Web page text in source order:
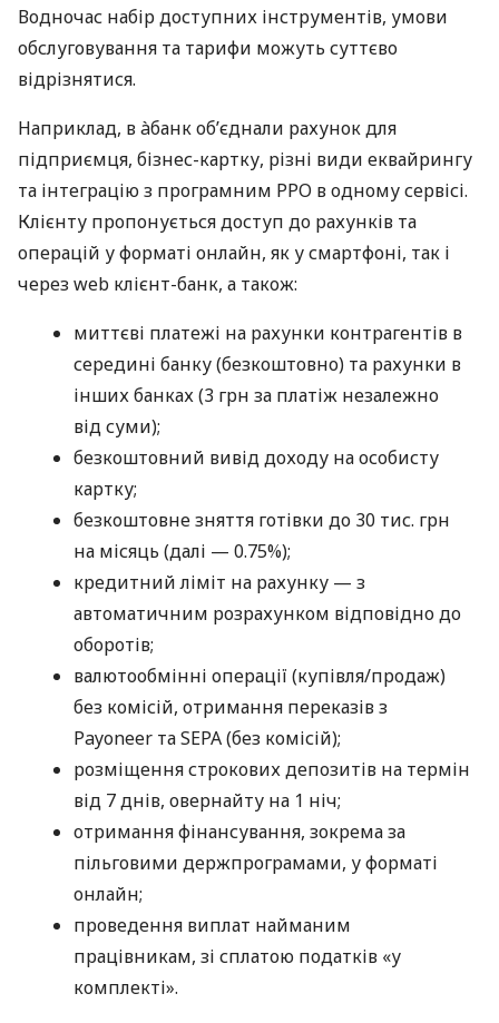
Водночас набір доступних інструментів, умови
обслуговування та тарифи можуть суттєво
відрізнятися.
Наприклад, в àбанк об’єднали рахунок для
підприємця, бізнес-картку, різні види еквайрингу
та інтеграцію з програмним РРО в одному сервісі.
Клієнту пропонується доступ до рахунків та
операцій у форматі онлайн, як у смартфоні, так і
через web клієнт-банк, а також:
миттєві платежі на рахунки контрагентів в
середині банку (безкоштовно) та рахунки в
інших банках (3 грн за платіж незалежно
від суми);
безкоштовний вивід доходу на особисту
картку;
безкоштовне зняття готівки до 30 тис. грн
на місяць (далі — 0.75%);
кредитний ліміт на рахунку — з
автоматичним розрахунком відповідно до
оборотів;
валютообмінні операції (купівля/продаж)
без комісій, отримання переказів з
Payoneer та SEPA (без комісій);
розміщення строкових депозитів на термін
від 7 днів, овернайту на 1 ніч;
отримання фінансування, зокрема за
пільговими держпрограмами, у форматі
онлайн;
проведення виплат найманим
працівникам, зі сплатою податків «у
комплекті».